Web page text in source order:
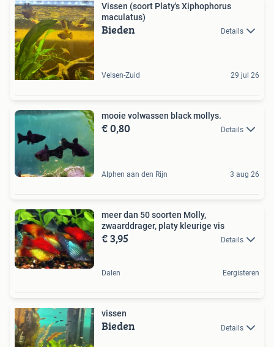
Vissen (soort Platy's Xiphophorus
maculatus)
Bieden Details
Velsen-Zuid 29 jul 26
mooie volwassen black mollys.
€ 0,80 Details
Alphen aan den Rijn 3 aug 26
meer dan 50 soorten Molly,
zwaarddrager, platy kleurige vis
€ 3,95 Details
Dalen Eergisteren
vissen
Bieden Details